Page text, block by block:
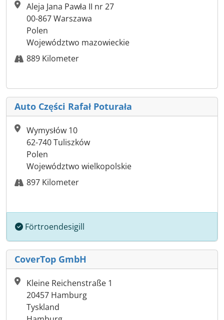
Aleja Jana Pawła II nr 27
00-867 Warszawa
Polen
Województwo mazowieckie
889 Kilometer
Auto Części Rafał Poturała
Wymysłów 10
62-740 Tuliszków
Polen
Województwo wielkopolskie
897 Kilometer
Förtroendesigill
CoverTop GmbH
Kleine Reichenstraße 1
20457 Hamburg
Tyskland